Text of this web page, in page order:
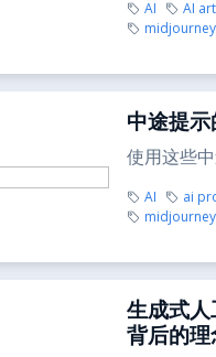
AI AI art
中途提
使用这些
AI ai
生成式
背后的理